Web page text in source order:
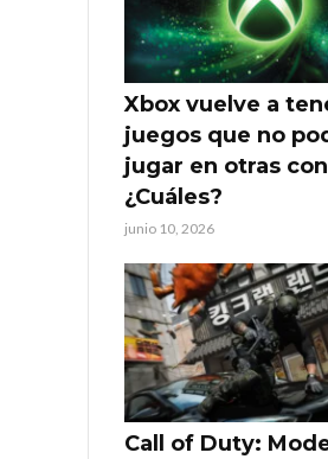
Xbox vuelve a
juegos que no
jugar en otras
¿Cuáles?
junio 10, 2026
Call of Duty: